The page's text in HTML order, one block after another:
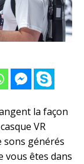
la façon
VR
sons générés
vous êtes dans